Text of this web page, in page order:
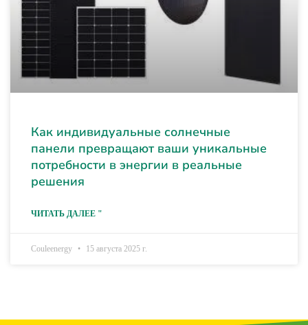
Как индивидуальные солнечные
панели превращают ваши уникальные
потребности в энергии в реальные
решения
ЧИТАТЬ ДАЛЕЕ "
Couleenergy 15 августа 2025 г.